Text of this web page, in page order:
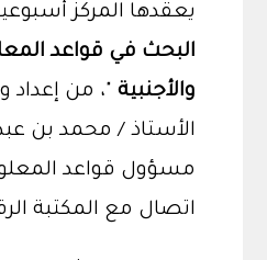
يعقدها المركز
البحث في قواعد
والأجنبية "، من إعداد
الأستاذ / محمد بن
مسؤول قواعد
اتصال مع المكتبة